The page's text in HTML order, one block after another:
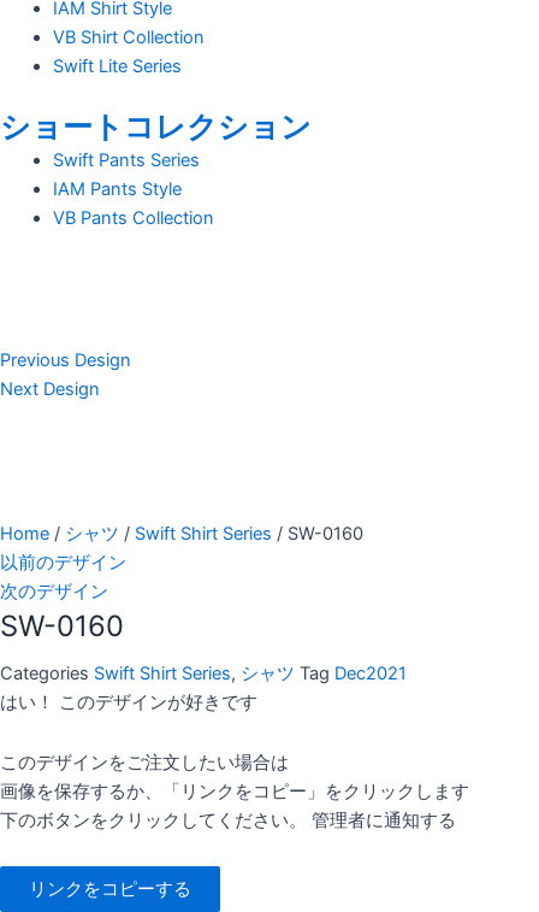
IAM Shirt Style
VB Shirt Collection
Swift Lite Series
ショートコレクション
Swift Pants Series
IAM Pants Style
VB Pants Collection
Previous Design
Next Design
Home / シャツ / Swift Shirt Series / SW-0160
以前のデザイン
次のデザイン
SW-0160
Categories Swift Shirt Series, シャツ Tag Dec2021
はい！ このデザインが好きです
このデザインをご注文したい場合は
画像を保存するか、「リンクをコピー」をクリックします
下のボタンをクリックしてください。 管理者に通知する
リンクをコピーする